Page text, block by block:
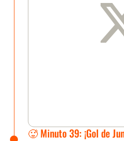
🥵 Minuto 39: ¡Gol de